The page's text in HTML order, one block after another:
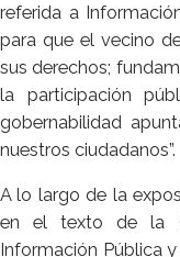
referida a
para que el vecino
sus derechos;
la participación
gobernabilidad
nuestros ciudadanos”.
A lo largo de la
en el texto de la
Información Pública